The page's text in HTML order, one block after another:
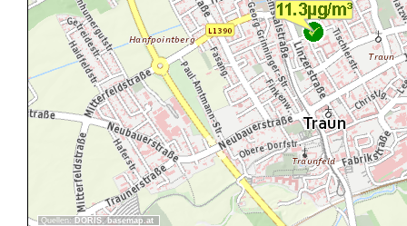
Quellen: DORIS, basemap.at